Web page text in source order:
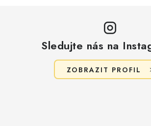
Sledujte nás na
ZOBRAZIT PROFIL